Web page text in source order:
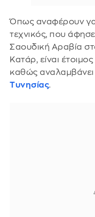
Όπως αναφέρουν
τεχνικός, που
Σαουδική Αραβία
Κατάρ, είναι
καθώς αναλαμβάνει
Τυνησίας.